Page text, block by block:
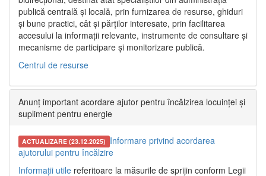
publică centrală și locală, prin furnizarea de resurse, ghiduri
și bune practici, cât și părților interesate, prin facilitarea
accesului la informații relevante, instrumente de consultare și
mecanisme de participare și monitorizare publică.
Centrul de resurse
Anunț important acordare ajutor pentru încălzirea locuinței și
supliment pentru energie
ACTUALIZARE (23.12.2025) Informare privind acordarea
ajutorului pentru încălzire
Informații utile referitoare la măsurile de sprijin conform Legii